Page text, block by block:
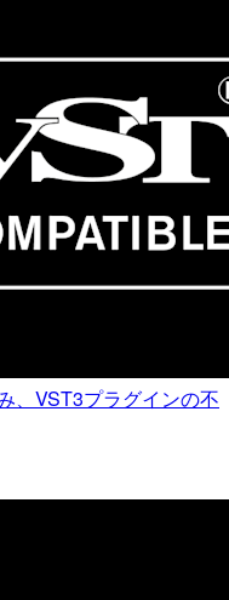
、VST3プラグインの不